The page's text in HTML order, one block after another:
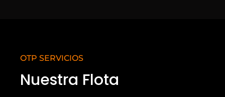
OTP SERVICIOS
Nuestra Flota